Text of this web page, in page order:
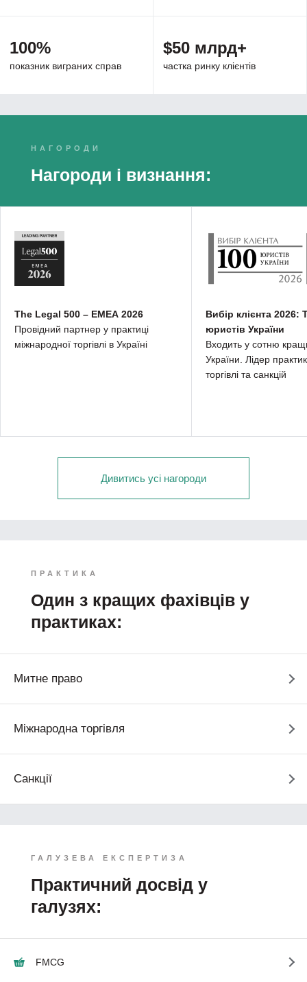
100%
показник виграних справ
$50 млрд+
частка ринку клієнтів
НАГОРОДИ
Нагороди і визнання:
The Legal 500 – EMEA 2026
Провідний партнер у практиці
міжнародної торгівлі в Україні
Вибір клієнта 2026:
юристів України
Входить у сотню
України. Лідер
торгівлі та санкцій
Дивитись усі нагороди
ПРАКТИКА
Один з кращих фахівців у
практиках:
Митне право
Міжнародна торгівля
Санкції
ГАЛУЗЕВА ЕКСПЕРТИЗА
Практичний досвід у
галузях:
FMCG